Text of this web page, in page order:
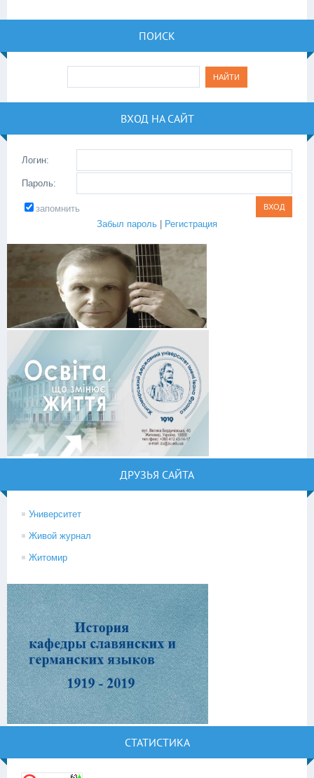
ПОИСК
ВХОД НА САЙТ
Логин:
Пароль:
запомнить
Забыл пароль
Регистрация
ДРУЗЬЯ САЙТА
Университет
Живой журнал
Житомир
СТАТИСТИКА